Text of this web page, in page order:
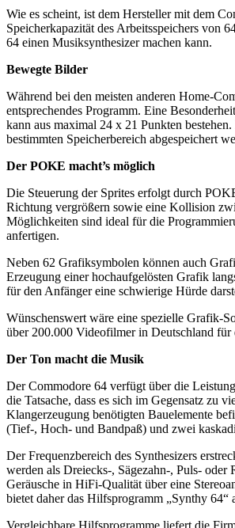
Wie es scheint, ist dem Hersteller mit dem
Speicherkapazität des Arbeitsspeichers von
64 einen Musiksynthesizer machen kann.
Bewegte Bilder
Während bei den meisten anderen Home-
entsprechendes Programm. Eine
kann aus maximal 24 x 21 Punkten
bestimmten Speicherbereich abgespeichert
Der POKE macht’s möglich
Die Steuerung der Sprites erfolgt durch
Richtung vergrößern sowie eine Kollision
Möglichkeiten sind ideal für die
anfertigen.
Neben 62 Grafiksymbolen können auch
Erzeugung einer hochaufgelösten Grafik
für den Anfänger eine schwierige Hürde
Wünschenswert wäre eine spezielle Grafik-
über 200.000 Videofilmer in Deutschland
Der Ton macht die Musik
Der Commodore 64 verfügt über die
die Tatsache, dass es sich im Gegensatz zu
Klangerzeugung benötigten Bauelemente
(Tief-, Hoch- und Bandpaß) und zwei
Der Frequenzbereich des Synthesizers
werden als Dreiecks-, Sägezahn-, Puls-
Geräusche in HiFi-Qualität über eine
bietet daher das Hilfsprogramm „Synthy
Vergleichbare Hilfsprogramme liefert die